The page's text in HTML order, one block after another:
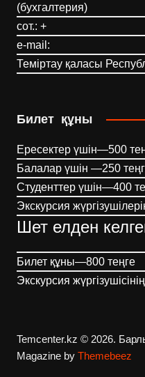
(бухгалтерия)
сот.: +
e-mail:
Теміртау қаласы
Билет құны
Ересектер үшін—500
Балалар үшін —250
Студенттер үшін—400
Экскурсия
Шет елден
Билет құны—800 теңге
Экскурсия
Temcenter.kz © 2026.
Magazine by Themebeez